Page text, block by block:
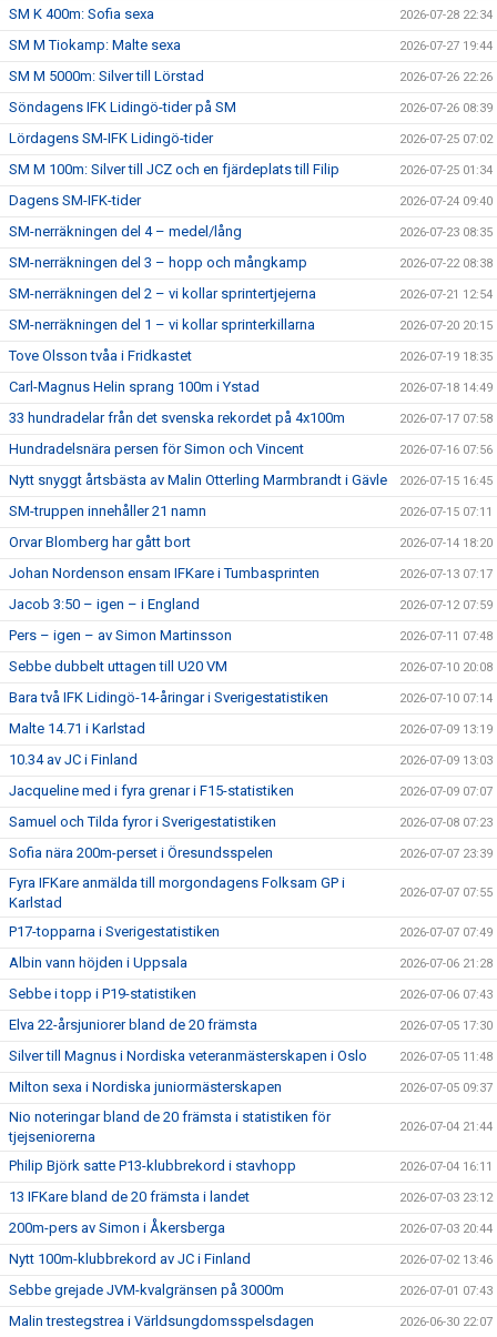
SM K 400m: Sofia sexa 2026-07-28 22:34
SM M Tiokamp: Malte sexa 2026-07-27 19:44
SM M 5000m: Silver till Lörstad 2026-07-26 22:26
Söndagens IFK Lidingö-tider på SM 2026-07-26 08:39
Lördagens SM-IFK Lidingö-tider 2026-07-25 07:02
SM M 100m: Silver till JCZ och en fjärdeplats till Filip 2026-07-25 01:34
Dagens SM-IFK-tider 2026-07-24 09:40
SM-nerräkningen del 4 – medel/lång 2026-07-23 08:35
SM-nerräkningen del 3 – hopp och mångkamp 2026-07-22 08:38
SM-nerräkningen del 2 – vi kollar sprintertjejerna 2026-07-21 12:54
SM-nerräkningen del 1 – vi kollar sprinterkillarna 2026-07-20 20:15
Tove Olsson tvåa i Fridkastet 2026-07-19 18:35
Carl-Magnus Helin sprang 100m i Ystad 2026-07-18 14:49
33 hundradelar från det svenska rekordet på 4x100m 2026-07-17 07:58
Hundradelsnära persen för Simon och Vincent 2026-07-16 07:56
Nytt snyggt årtsbästa av Malin Otterling Marmbrandt i Gävle 2026-07-15 16:45
SM-truppen innehåller 21 namn 2026-07-15 07:11
Orvar Blomberg har gått bort 2026-07-14 18:20
Johan Nordenson ensam IFKare i Tumbasprinten 2026-07-13 07:17
Jacob 3:50 – igen – i England 2026-07-12 07:59
Pers – igen – av Simon Martinsson 2026-07-11 07:48
Sebbe dubbelt uttagen till U20 VM 2026-07-10 20:08
Bara två IFK Lidingö-14-åringar i Sverigestatistiken 2026-07-10 07:14
Malte 14.71 i Karlstad 2026-07-09 13:19
10.34 av JC i Finland 2026-07-09 13:03
Jacqueline med i fyra grenar i F15-statistiken 2026-07-09 07:07
Samuel och Tilda fyror i Sverigestatistiken 2026-07-08 07:23
Sofia nära 200m-perset i Öresundsspelen 2026-07-07 23:39
Fyra IFKare anmälda till morgondagens Folksam GP i
Karlstad
2026-07-07 07:55
P17-topparna i Sverigestatistiken 2026-07-07 07:49
Albin vann höjden i Uppsala 2026-07-06 21:28
Sebbe i topp i P19-statistiken 2026-07-06 07:43
Elva 22-årsjuniorer bland de 20 främsta 2026-07-05 17:30
Silver till Magnus i Nordiska veteranmästerskapen i Oslo 2026-07-05 11:48
Milton sexa i Nordiska juniormästerskapen 2026-07-05 09:37
Nio noteringar bland de 20 främsta i statistiken för
tjejseniorerna
2026-07-04 21:44
Philip Björk satte P13-klubbrekord i stavhopp 2026-07-04 16:11
13 IFKare bland de 20 främsta i landet 2026-07-03 23:12
200m-pers av Simon i Åkersberga 2026-07-03 20:44
Nytt 100m-klubbrekord av JC i Finland 2026-07-02 13:46
Sebbe grejade JVM-kvalgränsen på 3000m 2026-07-01 07:43
Malin trestegstrea i Världsungdomsspelsdagen 2026-06-30 22:07